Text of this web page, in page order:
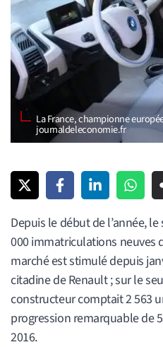
La France, championne
journaldeleconomie.fr
Depuis le début de l’année,
000 immatriculations neuves
marché est stimulé depuis
citadine de Renault ; sur le
constructeur comptait 2 563
progression remarquable de
2016.